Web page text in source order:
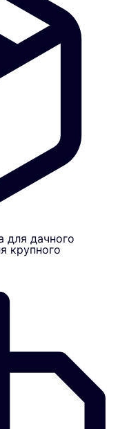
для дачного
крупного